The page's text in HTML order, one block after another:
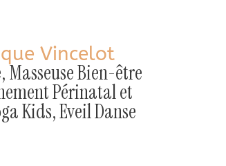
Vincelot
Masseuse Bien-être
Périnatal et
Kids, Eveil Danse